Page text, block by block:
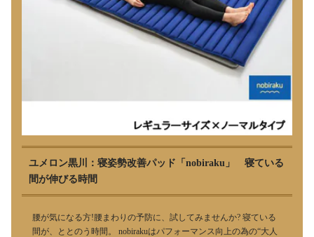
ユメロン黒川：寝姿勢改善パッド「nobiraku」 寝ている
間が伸びる時間
腰が気になる方!腰まわりの予防に、試してみませんか? 寝ている
間が、ととのう時間。 nobirakuはパフォーマンス向上の為の“大人